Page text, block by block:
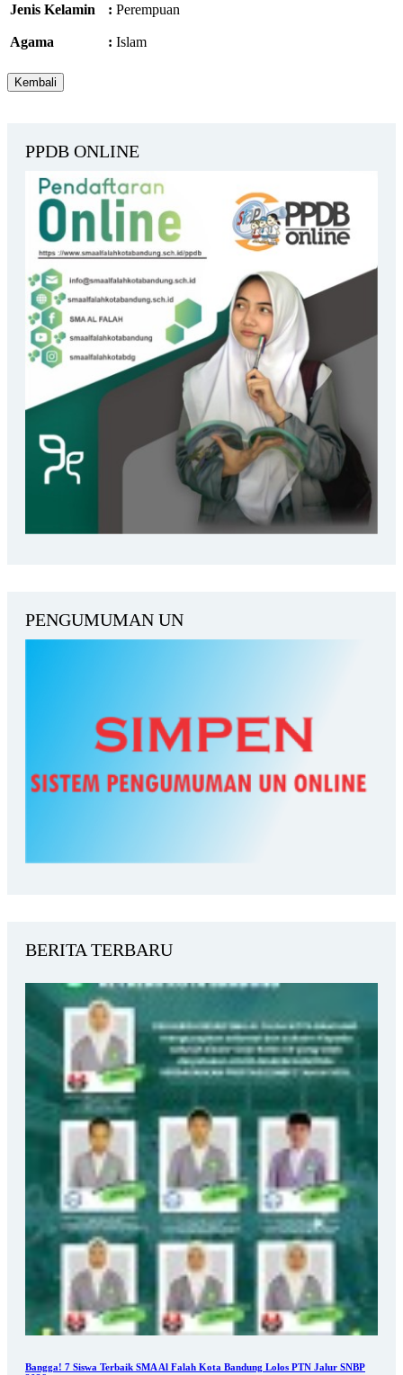
Jenis Kelamin : Perempuan
Agama : Islam
PPDB ONLINE
PENGUMUMAN UN
BERITA TERBARU
Bangga! 7 Siswa Terbaik SMA Al Falah Kota Bandung Lolos PTN Jalur SNBP